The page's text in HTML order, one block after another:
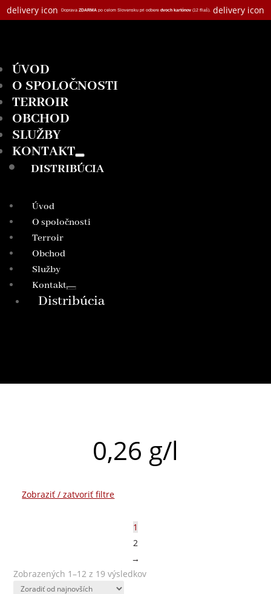
delivery icon Doprava ZDARMApo celom Slovensku pri odbere dvoch kartónov(12 fľiaš). delivery icon
ÚVOD
O SPOLOČNOSTI
TERROIR
OBCHOD
SLUŽBY
KONTAKT
DISTRIBÚCIA
Úvod
O spoločnosti
Terroir
Obchod
Služby
Kontakt
Distribúcia
0,26 g/l
Zobraziť / zatvoriť filtre
1
2
→
Zobrazených 1–12 z 19 výsledkovZoradené